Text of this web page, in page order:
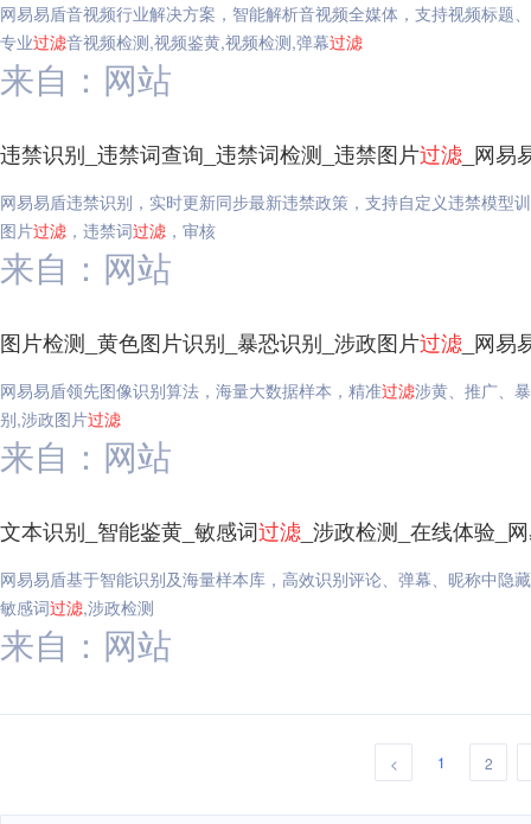
网易易盾音视频行业解决方案，智能解析音视频全媒体，支持视频标题
专业过滤音视频检测,视频鉴黄,视频检测,弹幕过滤
来自：网站
违禁识别_违禁词查询_违禁词检测_违禁图片过滤 _网易
网易易盾违禁识别，实时更新同步最新违禁政策，支持自定义违禁模型
图片过滤 ，违禁词过滤 ，审核
来自：网站
图片检测_黄色图片识别_暴恐识别_涉政图片过滤 _网易
网易易盾领先图像识别算法，海量大数据样本，精准过滤涉黄、推广、
别,涉政图片过滤
来自：网站
文本识别_智能鉴黄_敏感词过滤 _涉政检测_在线体验_
网易易盾基于智能识别及海量样本库，高效识别评论、弹幕、昵称中隐
敏感词过滤,涉政检测
来自：网站
< 1 2